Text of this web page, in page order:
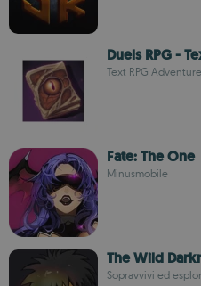
Duels RPG -
Text RPG
Fate: The One
Minusmobile
The Wild
Sopravvivi ed